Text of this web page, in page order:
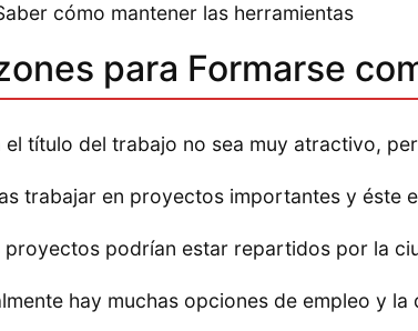
cómo mantener las herramientas
para Formarse
el título del trabajo no sea muy atractivo,
trabajar en proyectos importantes y éste
proyectos podrían estar repartidos por la
hay muchas opciones de empleo y